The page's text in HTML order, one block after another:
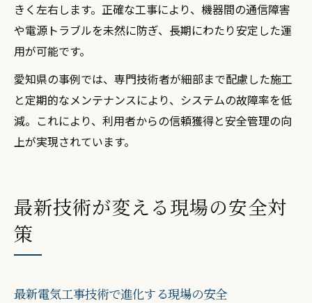
きく左右します。正確な工事により、機器間の通信障害
や電源トラブルを未然に防ぎ、長期にわたり安定した運
用が可能です。
愛知県の事例では、専門技術者が細部まで配慮した施工
と定期的なメンテナンスにより、システムの故障率を低
減。これにより、利用者からの信頼獲得と安全管理の向
上が実現されています。
最新技術が変える現場の安全対
策
最新電気工事技術で進化する現場の安全